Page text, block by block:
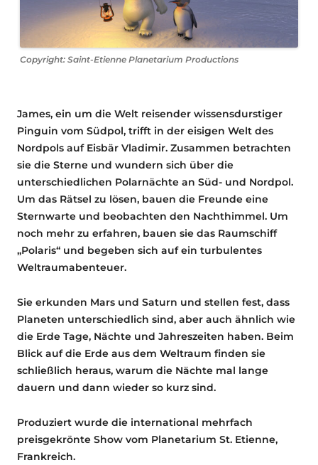
Copyright: Saint-Etienne Planetarium Productions
James, ein um die Welt reisender wissensdurstiger
Pinguin vom Südpol, trifft in der eisigen Welt des
Nordpols auf Eisbär Vladimir. Zusammen betrachten
sie die Sterne und wundern sich über die
unterschiedlichen Polarnächte an Süd- und Nordpol.
Um das Rätsel zu lösen, bauen die Freunde eine
Sternwarte und beobachten den Nachthimmel. Um
noch mehr zu erfahren, bauen sie das Raumschiff
„Polaris“ und begeben sich auf ein turbulentes
Weltraumabenteuer.
Sie erkunden Mars und Saturn und stellen fest, dass
Planeten unterschiedlich sind, aber auch ähnlich wie
die Erde Tage, Nächte und Jahreszeiten haben. Beim
Blick auf die Erde aus dem Weltraum finden sie
schließlich heraus, warum die Nächte mal lange
dauern und dann wieder so kurz sind.
Produziert wurde die international mehrfach
preisgekrönte Show vom Planetarium St. Etienne,
Frankreich.